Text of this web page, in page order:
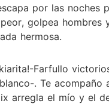
por las noches
golpea hombres
hermosa.
kiarita!-Farfullo
. Te acompaño
arregla el mío y el